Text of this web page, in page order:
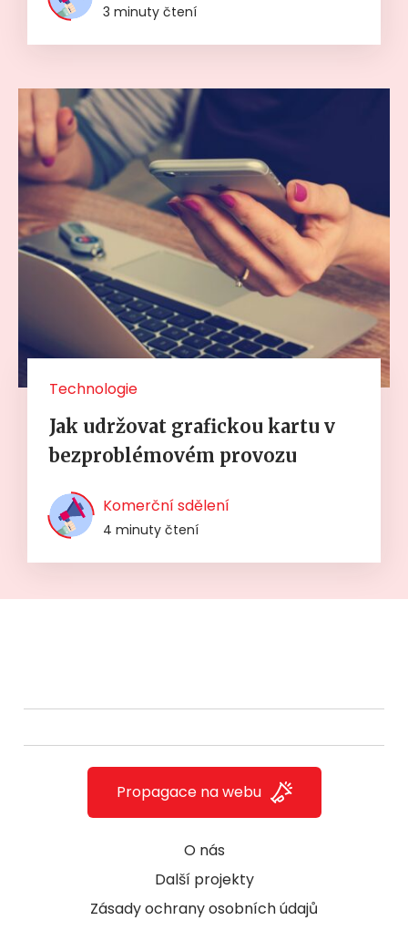
3 minuty čtení
Technologie
Jak udržovat grafickou kartu v
bezproblémovém provozu
Komerční sdělení
4 minuty čtení
O nás
Další projekty
Zásady ochrany osobních údajů
Propagace na webu